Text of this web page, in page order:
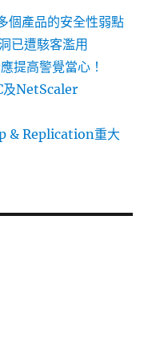
個產品的安全性弱點
已遭駭客濫用
提高警覺當心！
NetScaler
& Replication重大